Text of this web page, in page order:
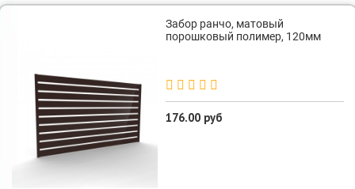
Забор ранчо, матовый
порошковый полимер, 120мм
176.00 руб